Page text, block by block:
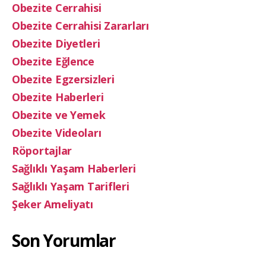
Obezite Cerrahisi
Obezite Cerrahisi Zararları
Obezite Diyetleri
Obezite Eğlence
Obezite Egzersizleri
Obezite Haberleri
Obezite ve Yemek
Obezite Videoları
Röportajlar
Sağlıklı Yaşam Haberleri
Sağlıklı Yaşam Tarifleri
Şeker Ameliyatı
Son Yorumlar